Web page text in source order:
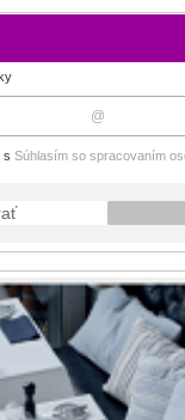
s Súhlasím so spracovaním